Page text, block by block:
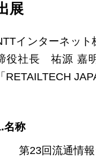
展
インターネッ
役社長 祐源 嘉
「RETAILTECH
名称
第23回流通情